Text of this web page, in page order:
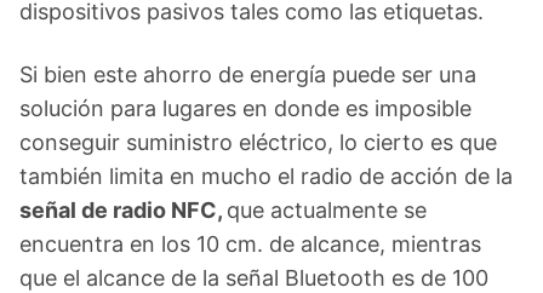
dispositivos pasivos tales como las etiquetas.
Si bien este ahorro de energía puede ser una
solución para lugares en donde es imposible
conseguir suministro eléctrico, lo cierto es que
también limita en mucho el radio de acción de la
señal de radio NFC, que actualmente se
encuentra en los 10 cm. de alcance, mientras
que el alcance de la señal Bluetooth es de 100